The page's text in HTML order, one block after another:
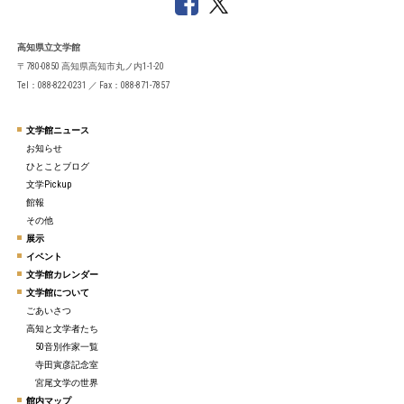
高知県立文学館
〒780-0850 高知県高知市丸ノ内1-1-20
Tel：088-822-0231 ／ Fax：088-871-7857
文学館ニュース
お知らせ
ひとことブログ
文学Pickup
館報
その他
展示
イベント
文学館カレンダー
文学館について
ごあいさつ
高知と文学者たち
50音別作家一覧
寺田寅彦記念室
宮尾文学の世界
館内マップ